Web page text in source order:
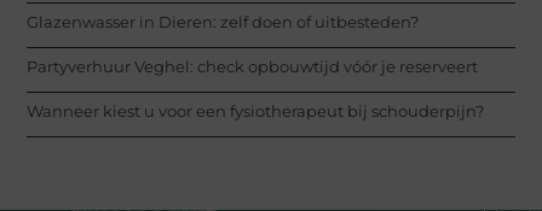
Glazenwasser in Dieren: zelf doen of uitbesteden?
Partyverhuur Veghel: check opbouwtijd vóór je reserveert
Wanneer kiest u voor een fysiotherapeut bij schouderpijn?